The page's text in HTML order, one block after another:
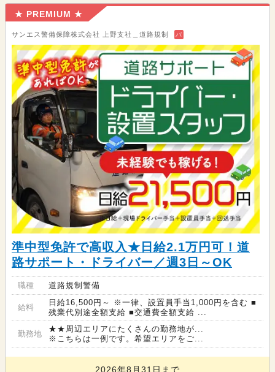
★ PREMIUM ★
サンエス警備保障株式会社 上野支社＿道路規制 バ
準中型免許で高収入★日給2.1万円可！道
路サポート・ドライバー／週3日～OK
職種 道路規制警備
給料
日給16,500円～ ※一律、設置員手当1,000円を含む ■
残業代別途全額支給 ■交通費全額支給 ...
勤務地
★★周辺エリアにたくさんの勤務地が...
※こちらは一例です。希望エリアをご...
2026年8月31日まで